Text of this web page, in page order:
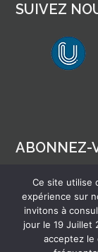
SUIVEZ
ABONNEZ-
Pour recevoir
Ce site utilise
expérience sur
invitons à
jour le 19 Juillet
acceptez le